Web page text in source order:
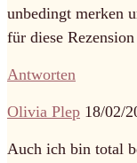
unbedingt merken
für diese
Antworten
Olivia Plep 18/02/
Auch ich bin total